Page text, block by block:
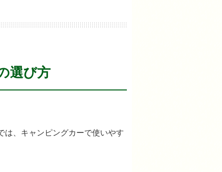
選び方
は、キャンピングカーで使いやす